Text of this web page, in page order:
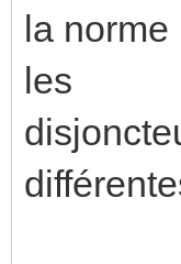
la
les